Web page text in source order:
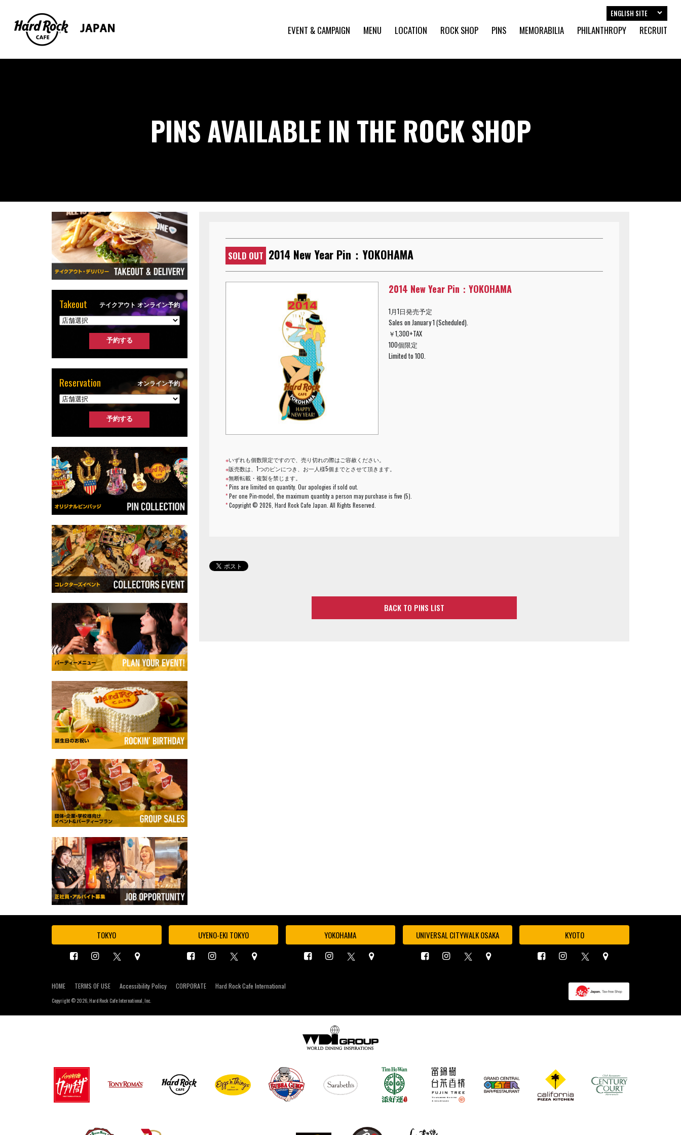
EVENT & CAMPAIGN MENU LOCATION ROCK SHOP PINS MEMORABILIA PHILANTHROPY RECRUIT
ENGLISH SITE
PINS AVAILABLE IN THE ROCK SHOP
SOLD OUT 2014 New Year Pin：YOKOHAMA
2014 New Year Pin：YOKOHAMA
1月1日発売予定
Sales on January 1 (Scheduled).
￥1,300+TAX
100個限定
Limited to 100.
※いずれも個数限定ですので、売り切れの際はご容赦ください。
※販売数は、1つのピンにつき、お一人様5個までとさせて頂きます。
※無断転載・複製を禁じます。
*Pins are limited on quantity. Our apologies if sold out.
*Per one Pin-model, the maximum quantity a person may purchase is five (5).
*Copyright ©2026, Hard Rock Cafe Japan. All Rights Reserved.
BACK TO PINS LIST
Takeout テイクアウト オンライン予約
Reservation オンライン予約
TOKYO UYENO-EKI TOKYO YOKOHAMA UNIVERSAL CITYWALK OSAKA KYOTO
HOME TERMS OF USE Accessibility Policy CORPORATE Hard Rock Cafe International
Copyright © 2026, Hard Rock Cafe International, Inc.